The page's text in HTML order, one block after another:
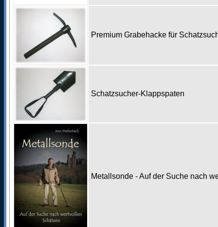
Premium Grabehacke für
Schatzsucher-Klappspaten
Metallsonde - Auf der Suche nach